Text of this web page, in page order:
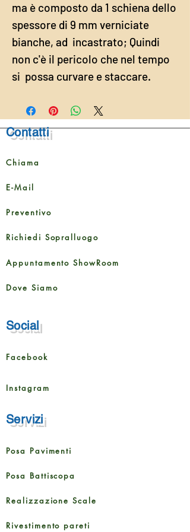
ma è composto da 1 schiena dello
spessore di 9 mm verniciate
bianche, ad incastrato; Quindi
non c'è il pericolo che nel tempo
si possa curvare e staccare.
Contatti
Chiama
E-Mail
Preventivo
Richiedi Sopralluogo
Appuntamento ShowRoom
Dove Siamo
Social
Facebook
Instagram
Servizi
Posa Pavimenti
Posa Battiscopa
Realizzazione Scale
Rivestimento pareti